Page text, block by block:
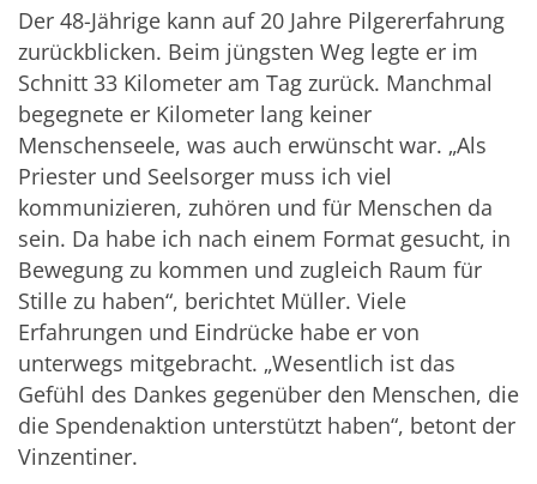
Der 48-Jährige kann auf 20 Jahre Pilgererfahrung
zurückblicken. Beim jüngsten Weg legte er im
Schnitt 33 Kilometer am Tag zurück. Manchmal
begegnete er Kilometer lang keiner
Menschenseele, was auch erwünscht war. „Als
Priester und Seelsorger muss ich viel
kommunizieren, zuhören und für Menschen da
sein. Da habe ich nach einem Format gesucht, in
Bewegung zu kommen und zugleich Raum für
Stille zu haben“, berichtet Müller. Viele
Erfahrungen und Eindrücke habe er von
unterwegs mitgebracht. „Wesentlich ist das
Gefühl des Dankes gegenüber den Menschen, die
die Spendenaktion unterstützt haben“, betont der
Vinzentiner.